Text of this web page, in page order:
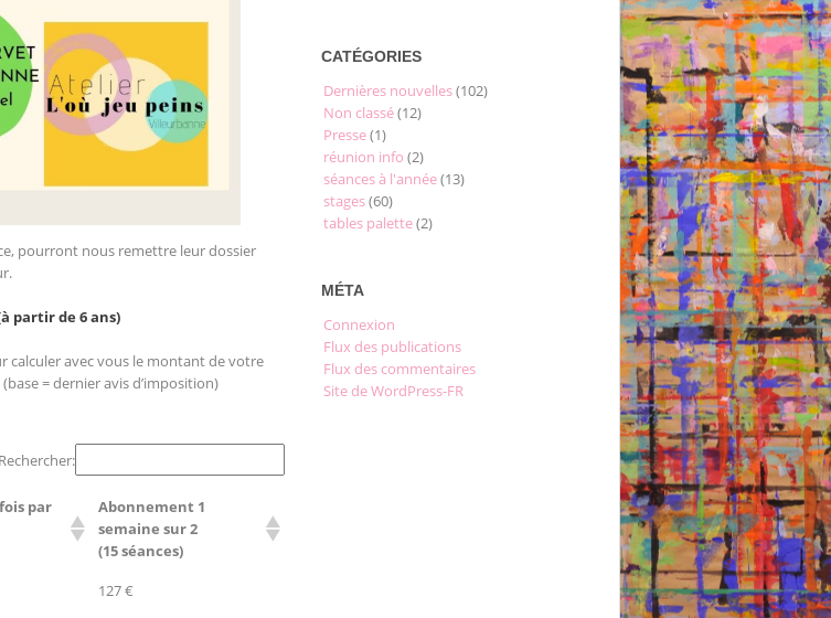
pourront nous remettre leur dossier
partir de 6 ans)
calculer avec vous le montant de votre
= dernier avis d’imposition)
Rechercher:
par
Abonnement 1
semaine sur 2
(15 séances)
127 €
CATÉGORIES
Dernières nouvelles(102)
Non classé(12)
Presse(1)
réunion info (2)
séances à l'année(13)
stages(60)
tables palette(2)
MÉTA
Connexion
Flux des publications
Flux des commentaires
Site de WordPress-FR